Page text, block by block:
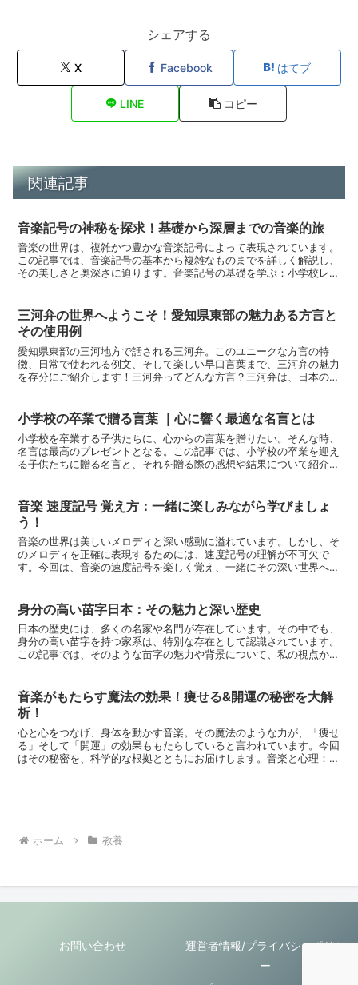
シェアする
X Facebook はてブ
LINE コピー
関連記事
音楽記号の神秘を探求！基礎から深層までの音楽的旅
音楽の世界は、複雑かつ豊かな音楽記号によって表現されています。
この記事では、音楽記号の基本から複雑なものまでを詳しく解説し、
その美しさと奥深さに迫ります。音楽記号の基礎を学ぶ：小学校レベ
三河弁の世界へようこそ！愛知県東部の魅力ある方言と
その使用例
愛知県東部の三河地方で話される三河弁。このユニークな方言の特
徴、日常で使われる例文、そして楽しい早口言葉まで、三河弁の魅力
を存分にご紹介します！三河弁ってどんな方言？三河弁は、日本の多
小学校の卒業で贈る言葉 ｜心に響く最適な名言とは
小学校を卒業する子供たちに、心からの言葉を贈りたい。そんな時、
名言は最高のプレゼントとなる。この記事では、小学校の卒業を迎え
る子供たちに贈る名言と、それを贈る際の感想や結果について紹介し
音楽 速度記号 覚え方：一緒に楽しみながら学びましょ
う！
音楽の世界は美しいメロディと深い感動に溢れています。しかし、そ
のメロディを正確に表現するためには、速度記号の理解が不可欠で
す。今回は、音楽の速度記号を楽しく覚え、一緒にその深い世界へ足
身分の高い苗字日本：その魅力と深い歴史
日本の歴史には、多くの名家や名門が存在しています。その中でも、
身分の高い苗字を持つ家系は、特別な存在として認識されています。
この記事では、そのような苗字の魅力や背景について、私の視点から
音楽がもたらす魔法の効果！痩せる&開運の秘密を大解
析！
心と心をつなげ、身体を動かす音楽。その魔法のような力が、「痩せ
る」そして「開運」の効果ももたらしていると言われています。今回
はその秘密を、科学的な根拠とともにお届けします。音楽と心理：穏
ホーム 教養
お問い合わせ
運営者情報/プライバシーポリシ
ー